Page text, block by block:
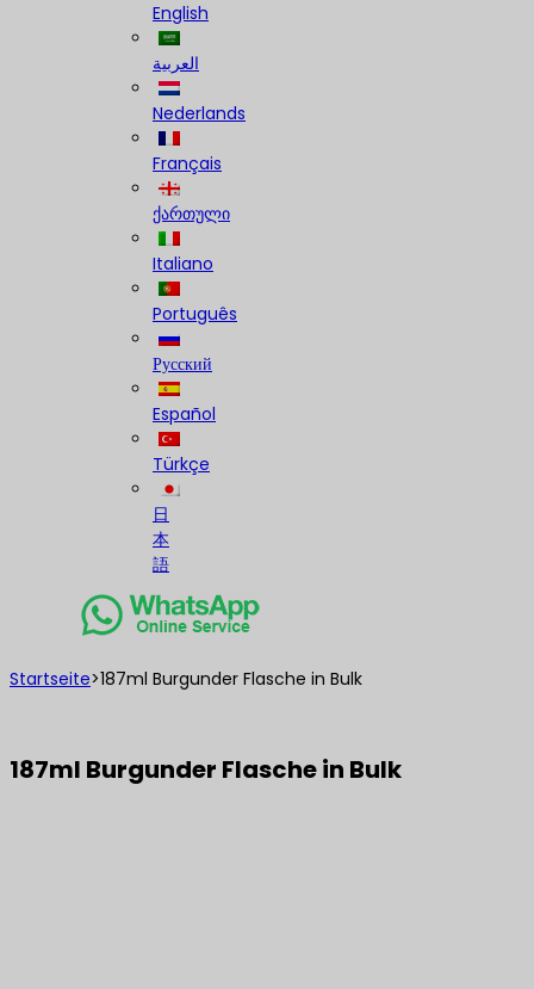
English
العربية
Nederlands
Français
ქართული
Italiano
Português
Русский
Español
Türkçe
日
本
語
Startseite>187ml Burgunder Flasche in Bulk
187ml Burgunder Flasche in Bulk